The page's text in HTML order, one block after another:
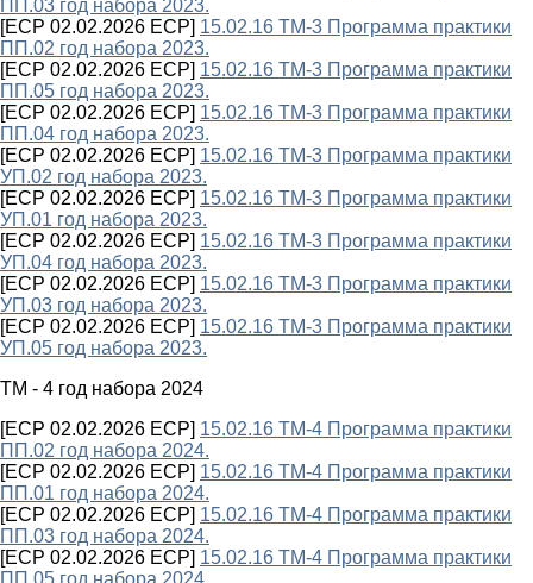
ПП.03 год набора 2023.
[ECP 02.02.2026 ECP] 15.02.16 ТМ-3 Программа практики
ПП.02 год набора 2023.
[ECP 02.02.2026 ECP] 15.02.16 ТМ-3 Программа практики
ПП.05 год набора 2023.
[ECP 02.02.2026 ECP] 15.02.16 ТМ-3 Программа практики
ПП.04 год набора 2023.
[ECP 02.02.2026 ECP] 15.02.16 ТМ-3 Программа практики
УП.02 год набора 2023.
[ECP 02.02.2026 ECP] 15.02.16 ТМ-3 Программа практики
УП.01 год набора 2023.
[ECP 02.02.2026 ECP] 15.02.16 ТМ-3 Программа практики
УП.04 год набора 2023.
[ECP 02.02.2026 ECP] 15.02.16 ТМ-3 Программа практики
УП.03 год набора 2023.
[ECP 02.02.2026 ECP] 15.02.16 ТМ-3 Программа практики
УП.05 год набора 2023.
ТМ - 4 год набора 2024
[ECP 02.02.2026 ECP] 15.02.16 ТМ-4 Программа практики
ПП.02 год набора 2024.
[ECP 02.02.2026 ECP] 15.02.16 ТМ-4 Программа практики
ПП.01 год набора 2024.
[ECP 02.02.2026 ECP] 15.02.16 ТМ-4 Программа практики
ПП.03 год набора 2024.
[ECP 02.02.2026 ECP] 15.02.16 ТМ-4 Программа практики